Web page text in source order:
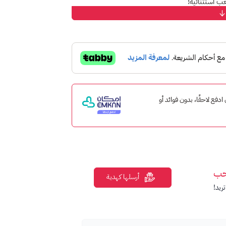
على متجر بلايستيشن. تأتي البطاقات بفئات
به من محتوى رقمي على المتجر.
ألعابًا حصرية أو ألعابًا مشهورة.
وحزمات الأسلحة، والمزيد.
ادفع لاحقًا، بدون فوائد أو
أرسلها كهدية